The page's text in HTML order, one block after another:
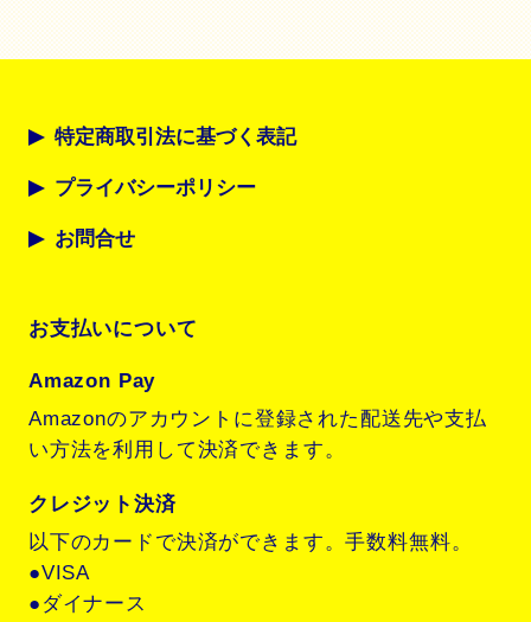
特定商取引法に基づく表記
プライバシーポリシー
お問合せ
お支払いについて
Amazon Pay
Amazonのアカウントに登録された配送先や支払
い方法を利用して決済できます。
クレジット決済
以下のカードで決済ができます。手数料無料。
●VISA
●ダイナース